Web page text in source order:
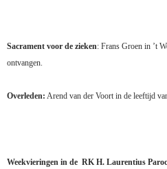
Sacrament voor de zieken: Frans Groen in ’t
ontvangen.
Overleden: Arend van der Voort in de leeftijd
Weekvieringen in de RK H. Laurentius